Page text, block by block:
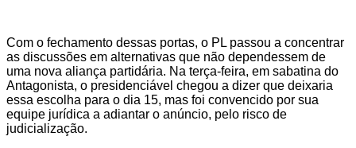
Com o fechamento dessas portas, o PL passou a concentrar
as discussões em alternativas que não dependessem de
uma nova aliança partidária. Na terça-feira, em sabatina do
Antagonista, o presidenciável chegou a dizer que deixaria
essa escolha para o dia 15, mas foi convencido por sua
equipe jurídica a adiantar o anúncio, pelo risco de
judicialização.